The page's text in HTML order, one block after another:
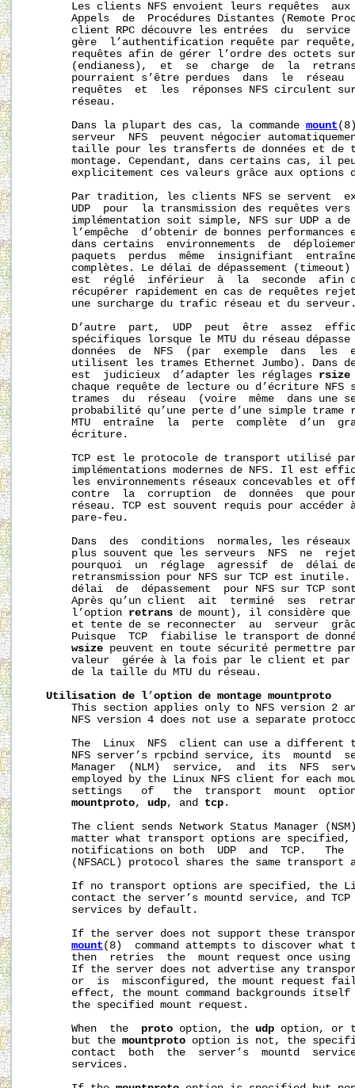
Les clients NFS envoient leurs requêtes
Appels  de  Procédures Distantes (Remote
client RPC découvre les entrées  du
gère  l’authentification requête par
requêtes afin de gérer l’ordre des octets
(endianess),  et  se  charge  de  la
pourraient s’être perdues  dans  le  réseau
requêtes  et  les  réponses NFS circulent
       réseau.
       Dans la plupart des cas, la commande
mount
serveur  NFS  peuvent négocier
taille pour les transferts de données et de
montage. Cependant, dans certains cas, il
explicitement ces valeurs grâce aux options
Par tradition, les clients NFS se servent
UDP  pour  la transmission des requêtes
implémentation soit simple, NFS sur UDP a
l’empêche  d’obtenir de bonnes performances
dans certains  environnements  de
paquets  perdus  même  insignifiant
complètes. Le délai de dépassement
est  réglé  inférieur  à  la  seconde  afin
récupérer rapidement en cas de requêtes
une surcharge du trafic réseau et du
D’autre  part,  UDP  peut  être  assez
spécifiques lorsque le MTU du réseau
données  de  NFS  (par  exemple  dans  les
utilisent les trames Ethernet Jumbo). Dans
       est  judicieux  d’adapter les réglages
rsize
chaque requête de lecture ou d’écriture NFS
trames  du  réseau  (voire  même  dans une
probabilité qu’une perte d’une simple trame
MTU  entraîne  la  perte  complète  d’un
       écriture.
TCP est le protocole de transport utilisé
implémentations modernes de NFS. Il est
les environnements réseaux concevables et
contre  la  corruption  de  données  que
réseau. TCP est souvent requis pour accéder
       pare-feu.
Dans  des  conditions  normales, les
plus souvent que les serveurs  NFS  ne
pourquoi  un  réglage  agressif  de  délai
retransmission pour NFS sur TCP est
délai  de  dépassement  pour NFS sur TCP
Après qu’un client  ait  terminé  ses
       l’option
retrans de mount), il considère que
et tente de se reconnecter  au  serveur
Puisque  TCP  fiabilise le transport de
wsize peuvent en toute sécurité permettre
valeur  gérée à la fois par le client et
       de la taille du MTU du réseau.
Utilisation de l’ option de montage mountproto
This section applies only to NFS version 2
NFS version 4 does not use a separate
The  Linux  NFS  client can use a different
NFS server’s rpcbind service, its  mountd
Manager  (NLM)  service,  and  its  NFS
employed by the Linux NFS client for each
settings   of   the  transport  mount
mountproto, udp, and tcp .
The client sends Network Status Manager
matter what transport options are
notifications on both  UDP  and  TCP.   The
(NFSACL) protocol shares the same transport
If no transport options are specified, the
contact the server’s mountd service, and
       services by default.
If the server does not support these
mount (8)  command attempts to discover
then  retries  the  mount request once
If the server does not advertise any
or  is  misconfigured, the mount request
effect, the mount command backgrounds
       the specified mount request.
       When  the
proto option, the udp option, or
       but the
mountproto option is not, the
contact  both  the  server’s  mountd
       services.